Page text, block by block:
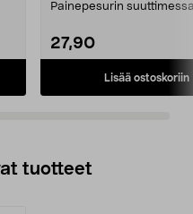
Painepesurin
27,90
Lisää ostoskoriin
tuotteet